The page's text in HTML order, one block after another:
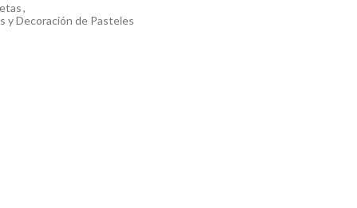
,
y Decoración de Pasteles